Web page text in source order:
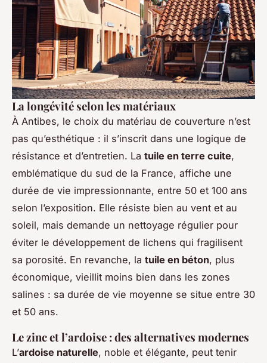
La longévité selon les matériaux
À Antibes, le choix du matériau de couverture n’est
pas qu’esthétique : il s’inscrit dans une logique de
résistance et d’entretien. La tuile en terre cuite,
emblématique du sud de la France, affiche une
durée de vie impressionnante, entre 50 et 100 ans
selon l’exposition. Elle résiste bien au vent et au
soleil, mais demande un nettoyage régulier pour
éviter le développement de lichens qui fragilisent
sa porosité. En revanche, la tuile en béton, plus
économique, vieillit moins bien dans les zones
salines : sa durée de vie moyenne se situe entre 30
et 50 ans.
Le zinc et l’ardoise : des alternatives modernes
L’ardoise naturelle, noble et élégante, peut tenir